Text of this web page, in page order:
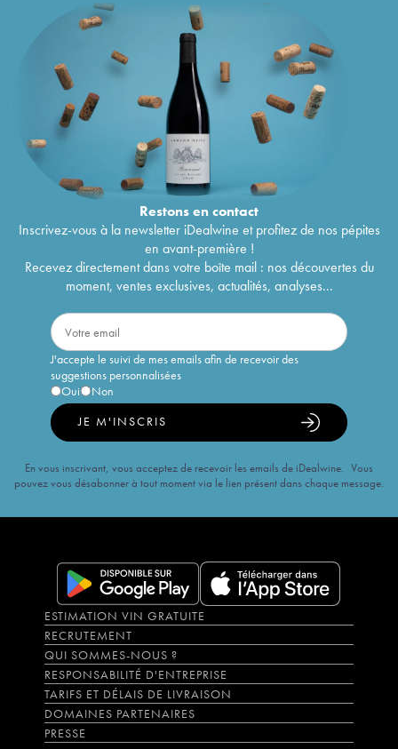
Restons encontact
Inscrivez-vous à la newsletter iDealwine et profitez de nos pépites
en avant-première !
Recevez directement dans votre boîte mail : nos découvertes du
moment, ventes exclusives, actualités, analyses...
J'accepte le suivi de mes emails afin de recevoir des
suggestions personnalisées
Oui
Non
JE M'INSCRIS
En vous inscrivant, vous acceptez de recevoir les emails de iDealwine. Vous
pouvez vous désabonner à tout moment via le lien présent dans chaque message.
ESTIMATION VIN GRATUITE
RECRUTEMENT
QUI SOMMES-NOUS ?
RESPONSABILITÉ D'ENTREPRISE
TARIFS ET DÉLAIS DE LIVRAISON
DOMAINES PARTENAIRES
PRESSE